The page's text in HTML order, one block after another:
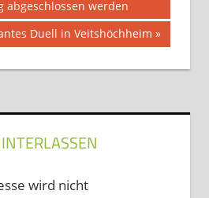
abgeschlossen werden
Duell in Veitshöchheim
wird nicht